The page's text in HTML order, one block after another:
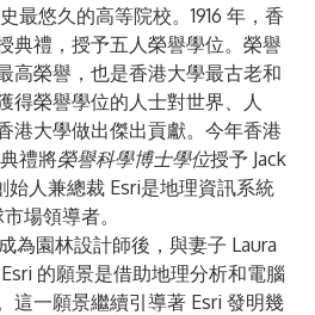
最悠久的高等院校。1916 年，香
典禮，授予五人榮譽學位。榮譽
高榮譽，也是香港大學最古老和
得榮譽學位的人士對世界、人
港大學做出傑出貢獻。今年香港
禮將榮譽科學博士學位授予 Jack
始人兼總裁 Esri是地理資訊系統
場領導者。
為園林設計師後，與妻子 Laura
的願景是借助地理分析和電腦
這一願景繼續引導著 Esri 發明幾